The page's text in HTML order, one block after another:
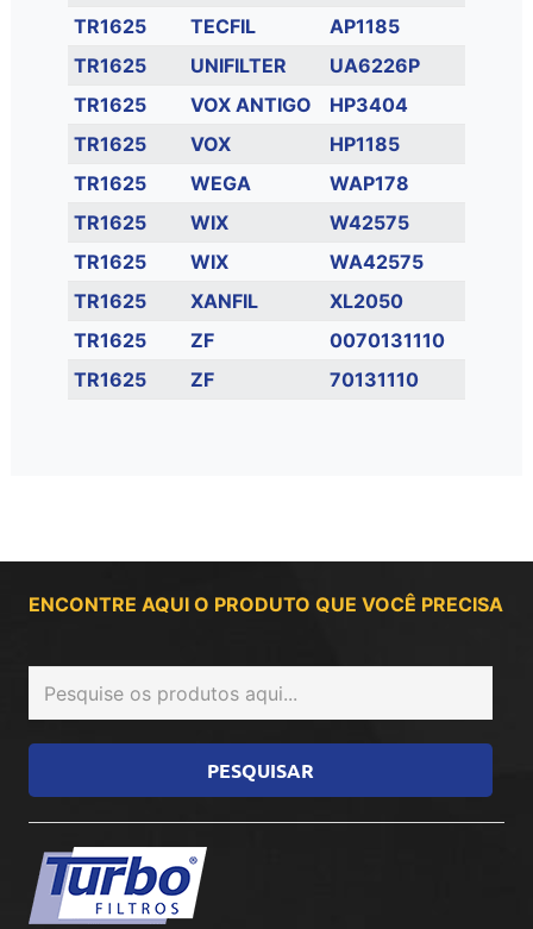
TR1625
TECFIL
AP1185
TR1625
UNIFILTER
UA6226P
TR1625
VOX ANTIGO
HP3404
TR1625
VOX
HP1185
TR1625
WEGA
WAP178
TR1625
WIX
W42575
TR1625
WIX
WA42575
TR1625
XANFIL
XL2050
TR1625
ZF
0070131110
TR1625
ZF 70131110
ENCONTRE AQUI O PRODUTO QUE VOCÊ PRECISA